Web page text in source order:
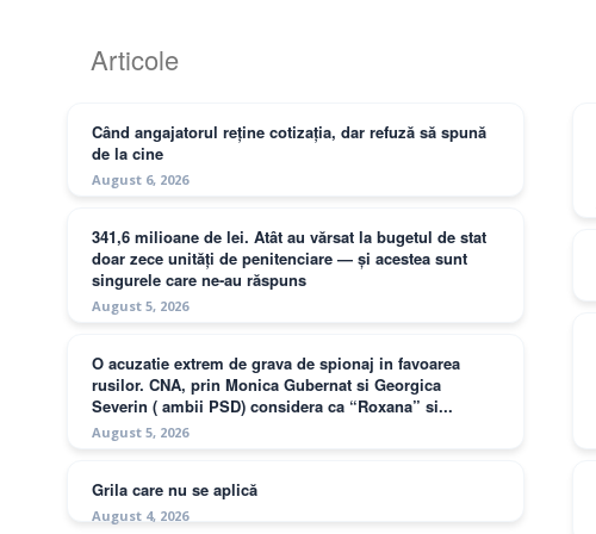
Articole
Când angajatorul reține cotizația, dar refuză să spună
de la cine
August 6, 2026
341,6 milioane de lei. Atât au vărsat la bugetul de stat
doar zece unități de penitenciare — și acestea sunt
singurele care ne-au răspuns
August 5, 2026
O acuzatie extrem de grava de spionaj in favoarea
rusilor. CNA, prin Monica Gubernat si Georgica
Severin ( ambii PSD) considera ca “Roxana” si...
August 5, 2026
Grila care nu se aplică
August 4, 2026